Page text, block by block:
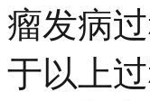
瘤发病
于以上